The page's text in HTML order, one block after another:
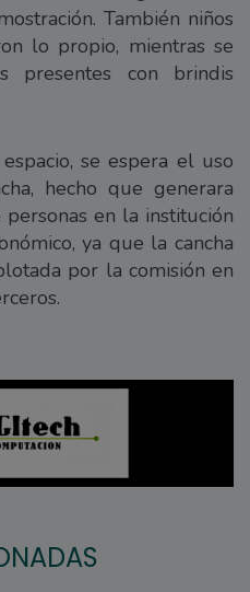
También niños
lo propio, mientras se
con brindis
se espera el uso
hecho que generara
en la institución
ya que la cancha
por la comisión en